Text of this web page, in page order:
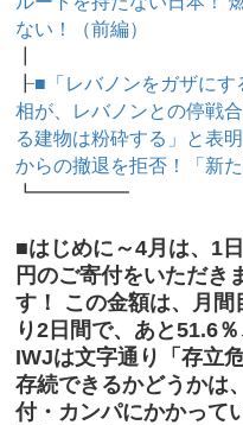
ない！（前編）
┠■「レバノンをガザにす
相が、レバノンとの停戦
る建物は粉砕する」と表
からの撤退を拒否！「新
┗━━━━━
■はじめに～4月は、1
円のご寄付をいただき
す！ この金額は、月
り2日間で、あと51.6
IWJは文字通り「存立
存続できるかどうかは
付・カンパにかかって